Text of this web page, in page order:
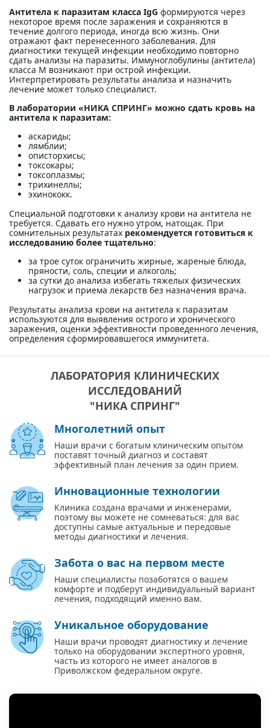
Антитела к паразитам класса IgG формируются через
некоторое время после заражения и сохраняются в
течение долгого периода, иногда всю жизнь. Они
отражают факт перенесенного заболевания. Для
диагностики текущей инфекции необходимо повторно
сдать анализы на паразиты. Иммуноглобулины (антитела)
класса М возникают при острой инфекции.
Интерпретировать результаты анализа и назначить
лечение может только специалист.
В лаборатории «НИКА СПРИНГ» можно сдать кровь на
антитела к паразитам:
аскариды;
лямблии;
описторхисы;
токсокары;
токсоплазмы;
трихинеллы;
эхинококк.
Специальной подготовки к анализу крови на антитела не
требуется. Сдавать его нужно утром, натощак. При
сомнительных результатах рекомендуется готовиться к
исследованию более тщательно:
за трое суток ограничить жирные, жареные блюда,
пряности, соль, специи и алкоголь;
за сутки до анализа избегать тяжелых физических
нагрузок и приема лекарств без назначения врача.
Результаты анализа крови на антитела к паразитам
используются для выявления острого и хронического
заражения, оценки эффективности проведенного лечения,
определения сформировавшегося иммунитета.
ЛАБОРАТОРИЯ КЛИНИЧЕСКИХ
ИССЛЕДОВАНИЙ
"НИКА СПРИНГ"
Многолетний опыт
Наши врачи с богатым клиническим опытом
поставят точный диагноз и составят
эффективный план лечения за один прием.
Инновационные технологии
Клиника создана врачами и инженерами,
поэтому вы можете не сомневаться: для вас
доступны самые актуальные и передовые
методы диагностики и лечения.
Забота о вас на первом месте
Наши специалисты позаботятся о вашем
комфорте и подберут индивидуальный вариант
лечения, подходящий именно вам.
Уникальное оборудование
Наши врачи проводят диагностику и лечение
только на оборудовании экспертного уровня,
часть из которого не имеет аналогов в
Приволжском федеральном округе.